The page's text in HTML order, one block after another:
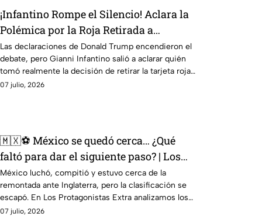
¡Infantino Rompe el Silencio! Aclara la
Polémica por la Roja Retirada a
Balogun
Las declaraciones de Donald Trump encendieron el
debate, pero Gianni Infantino salió a aclarar quién
tomó realmente la decisión de retirar la tarjeta roja
a Folarin Balogun.
07 julio, 2026
🇲🇽⚽ México se quedó cerca… ¿Qué
faltó para dar el siguiente paso? | Los
Protagonistas Extra
México luchó, compitió y estuvo cerca de la
remontada ante Inglaterra, pero la clasificación se
escapó. En Los Protagonistas Extra analizamos los
detalles que marcaron la diferencia.
07 julio, 2026